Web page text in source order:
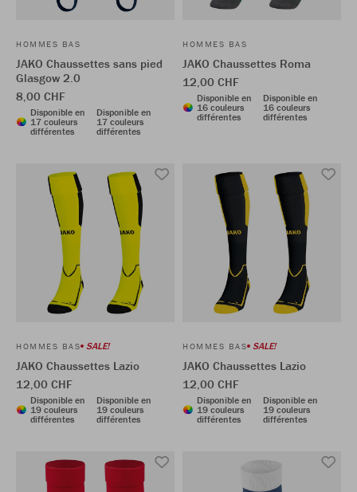
HOMMES BAS
JAKO Chaussettes sans pied
Glasgow 2.0
8,00 CHF
Disponible en
17 couleurs
différentes
Disponible en
17 couleurs
différentes
HOMMES BAS
JAKO Chaussettes Roma
12,00 CHF
Disponible en
16 couleurs
différentes
Disponible en
16 couleurs
différentes
HOMMES BAS SALE!
JAKO Chaussettes Lazio
12,00 CHF
Disponible en
19 couleurs
différentes
Disponible en
19 couleurs
différentes
HOMMES BAS SALE!
JAKO Chaussettes Lazio
12,00 CHF
Disponible en
19 couleurs
différentes
Disponible en
19 couleurs
différentes